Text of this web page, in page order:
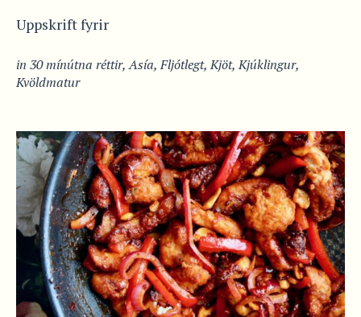
Uppskrift fyrir
in 30 mínútna réttir,Asía,Fljótlegt,Kjöt,Kjúklingur,
Kvöldmatur